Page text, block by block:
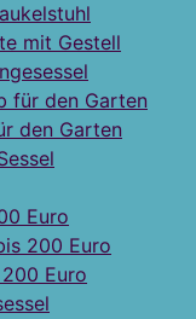
mit Gestell
für den Garten
den Garten
Euro
200 Euro
Euro